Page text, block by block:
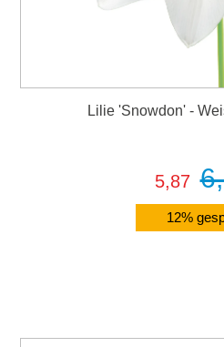
Lilie 'Snowdon' -
5,87
12%